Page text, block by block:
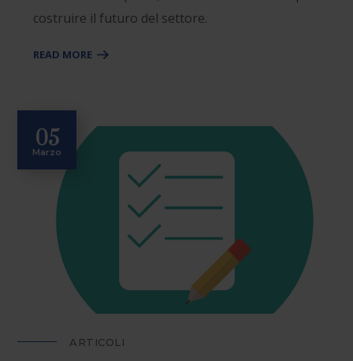
costruire il futuro del settore.
READ MORE
05
Marzo
ARTICOLI